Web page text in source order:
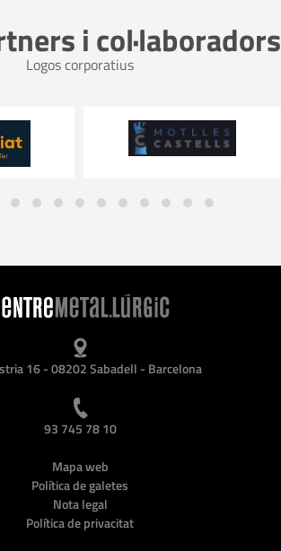
i col·laboradors
Logos corporatius
16 - 08202 Sabadell - Barcelona
93 745 78 10
Mapa web
Política de galetes
Nota legal
Política de privacitat